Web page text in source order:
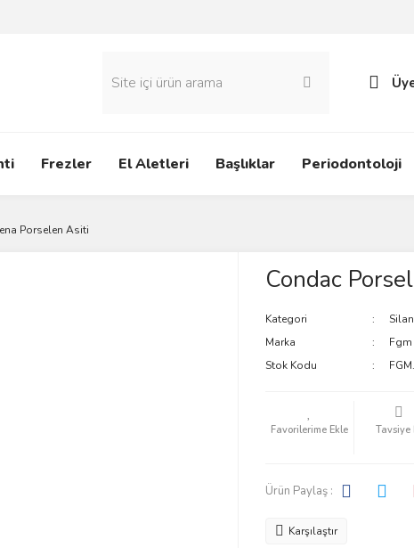
Frezler El Aletleri Başlıklar Periodontoloji
Porselen Asiti
Condac
Kategori
Silan
Marka
Fgm
Stok Kodu
Tavsiye
Ürün Paylaş :
Karşılaştır